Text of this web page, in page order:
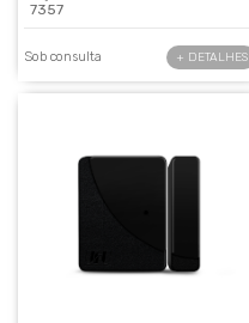
7357
Sob consulta + DETALHES